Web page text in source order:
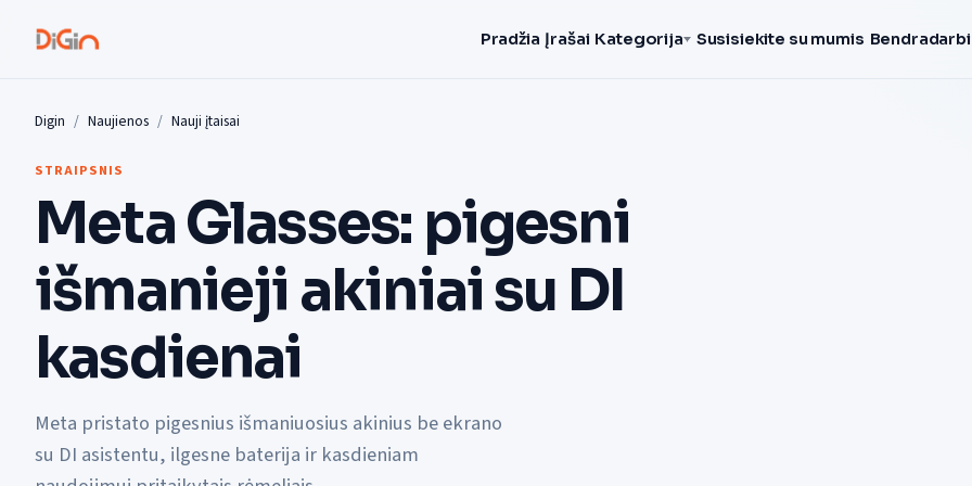
Pradžia Įrašai Kategorija Susisiekite su mumis
Digin Naujienos Nauji įtaisai
STRAIPSNIS
Meta Glasses: pigesni
išmanieji akiniai su DI
kasdienai
Meta pristato pigesnius išmaniuosius akinius be ekrano
su DI asistentu, ilgesne baterija ir kasdieniam